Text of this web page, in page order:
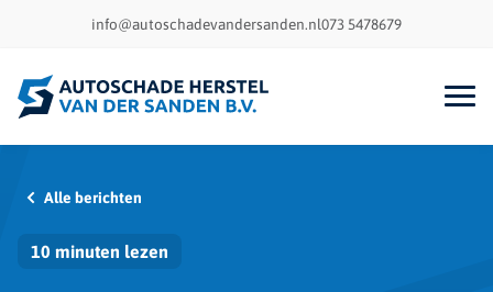
info@autoschadevandersanden.nl073 5478679
Alle berichten
10 minuten lezen